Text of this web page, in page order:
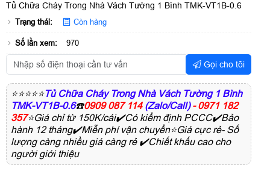
Tủ Chữa Cháy Trong Nhà Vách Tường 1 Bình TMK-VT1B-0.6
Trạng thái: Còn hàng
Số lần xem: 970
Gọi cho tôi
⭐⭐⭐⭐⭐Tủ Chữa Cháy Trong Nhà Vách Tường 1 Bình
TMK-VT1B-0.6☎️0909 087 114 (Zalo/Call) - 0971 182
357⭐Giá chỉ từ 150K/cái✔️Có kiểm định PCCC✔️Bảo
hành 12 tháng✔️Miễn phí vận chuyển⭐Giá cực rẻ- Số
lượng càng nhiều giá càng rẻ ✔️Chiết khấu cao cho
người giới thiệu